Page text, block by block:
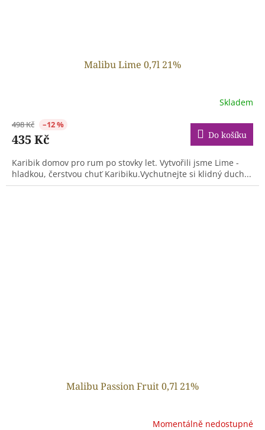
Malibu Lime 0,7l 21%
Skladem
498 Kč –12 %
435 Kč Do košíku
Karibik domov pro rum po stovky let. Vytvořili jsme Lime -
hladkou, čerstvou chuť Karibiku.Vychutnejte si klidný duch...
Malibu Passion Fruit 0,7l 21%
Momentálně nedostupné